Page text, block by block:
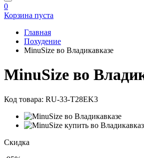
0
Корзина пуста
Главная
Похудение
MinuSize во Владикавказе
MinuSize во
Код товара: RU-33-T28EK3
Скидка